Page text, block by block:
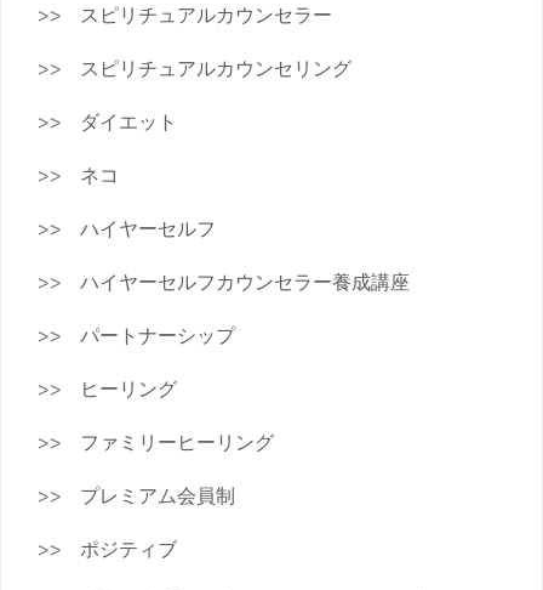
スピリチュアルカウンセラー
スピリチュアルカウンセリング
ダイエット
ネコ
ハイヤーセルフ
ハイヤーセルフカウンセラー養成講座
パートナーシップ
ヒーリング
ファミリーヒーリング
プレミアム会員制
ポジティブ